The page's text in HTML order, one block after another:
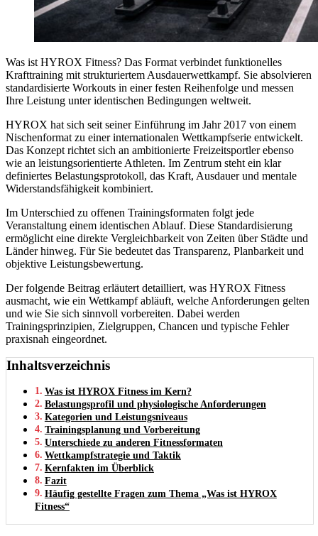
Was ist HYROX Fitness? Das Format verbindet funktionelles
Krafttraining mit strukturiertem Ausdauerwettkampf. Sie absolvieren
standardisierte Workouts in einer festen Reihenfolge und messen
Ihre Leistung unter identischen Bedingungen weltweit.
HYROX hat sich seit seiner Einführung im Jahr 2017 von einem
Nischenformat zu einer internationalen Wettkampfserie entwickelt.
Das Konzept richtet sich an ambitionierte Freizeitsportler ebenso
wie an leistungsorientierte Athleten. Im Zentrum steht ein klar
definiertes Belastungsprotokoll, das Kraft, Ausdauer und mentale
Widerstandsfähigkeit kombiniert.
Im Unterschied zu offenen Trainingsformaten folgt jede
Veranstaltung einem identischen Ablauf. Diese Standardisierung
ermöglicht eine direkte Vergleichbarkeit von Zeiten über Städte und
Länder hinweg. Für Sie bedeutet das Transparenz, Planbarkeit und
objektive Leistungsbewertung.
Der folgende Beitrag erläutert detailliert, was HYROX Fitness
ausmacht, wie ein Wettkampf abläuft, welche Anforderungen gelten
und wie Sie sich sinnvoll vorbereiten. Dabei werden
Trainingsprinzipien, Zielgruppen, Chancen und typische Fehler
praxisnah eingeordnet.
Inhaltsverzeichnis
Was ist HYROX Fitness im Kern?
Belastungsprofil und physiologische Anforderungen
Kategorien und Leistungsniveaus
Trainingsplanung und Vorbereitung
Unterschiede zu anderen Fitnessformaten
Wettkampfstrategie und Taktik
Kernfakten im Überblick
Fazit
Häufig gestellte Fragen zum Thema „Was ist HYROX
Fitness“